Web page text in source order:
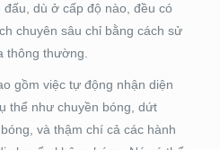
đấu, dù ở cấp độ nào, đều có
chuyên sâu chỉ bằng cách sử
thông thường.
gồm việc tự động nhận diện
thể như chuyền bóng, dứt
và thậm chí cả các hành